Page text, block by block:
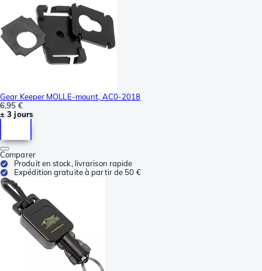
Gear Keeper MOLLE-mount, AC0-2018
6,95 €
± 3 jours
Comparer
Produit en stock, livrarison rapide
Expédition gratuite à partir de 50 €